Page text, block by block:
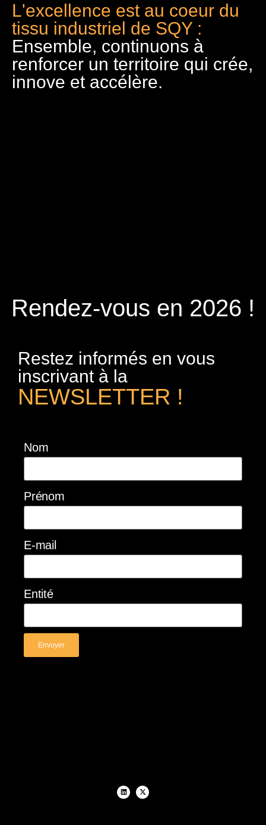
L'excellence est au coeur du
tissu industriel de SQY :
Ensemble, continuons à
renforcer un territoire qui crée,
innove et accélère.
Rendez-vous en 2026 !
Restez informés en vous
inscrivant à la
NEWSLETTER !
Nom
Prénom
E-mail
Entité
Envoyer